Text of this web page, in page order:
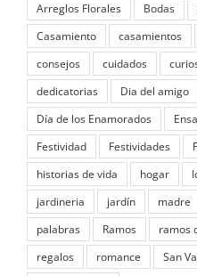
Arreglos Florales
Bodas
Casamiento
casamientos
consejos
cuidados
dedicatorias
Dia del amigo
Día de los Enamorados
Festividad
Festividades
historias de vida
hogar
jardineria
jardín madre
palabras
Ramos ramos
regalos
romance San